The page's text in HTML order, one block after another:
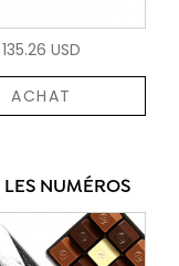
135.26 USD
ACHAT
LES NUMÉROS